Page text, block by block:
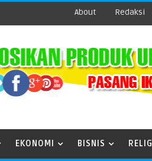
About Redaksi
EKONOMI BISNIS RELIGI